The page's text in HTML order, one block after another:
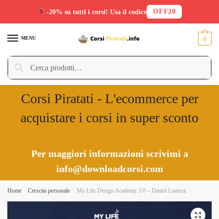
MENU
Cerca:
Cerca
0
Corsi Piratati - L'ecommerce per
acquistare i corsi in super sconto
Per maggiori informazioni scrivimi a
info@downloadcorsi.com
Home Crescita personale My Life Design Academy 3.0 – Daniel Lumera
-20% su tutti i corsi! Usa il codice OFF20